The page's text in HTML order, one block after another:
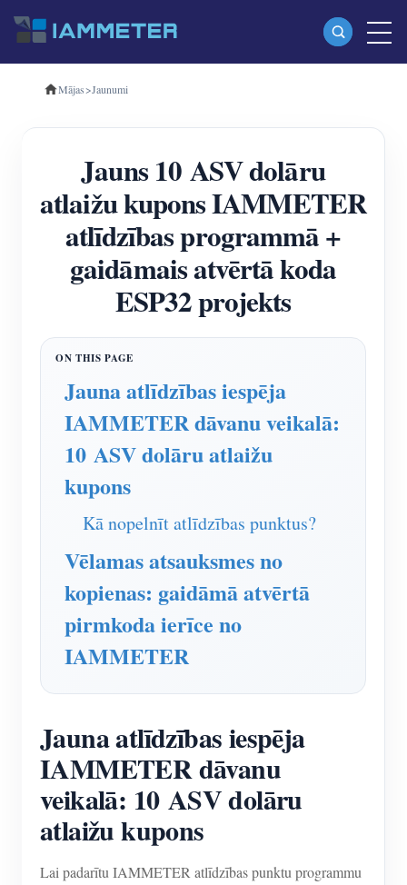
Produkti
Trīsfāzu Wi-Fi enerģijas mērītājs (WEM3080T)
Trīsfāzu Wi-Fi enerģijas mērītājs (WEM3046T)
Trīsfāzu Wi-Fi enerģijas mērītājs (WEM3050T)
WiFi barošanas kontrolieris
IAMMETER Cloud Pro
IAMMETER simulators
Virtuālais skaitītājs
Enerģijas prognozēšanas un simulācijas sistēma
Lietojumprogrammas
Saules PV sistēmas enerģijas monitors
Elektroenerģijas patēriņa monitors
PV sildītāja vadības sistēma
Mājas automatizācija
Rūpnīcas enerģijas uzraudzība
Veikals
Resursi
Produkta īsais ievads
Dokuments
FAQ
Jaunumi
Blogi
kopiena
Atlīdzības programma
Par mums
Mājas>Jaunumi
Jauns 10 ASV dolāru
atlaižu kupons IAMMETER
atlīdzības programmā +
gaidāmais atvērtā koda
ESP32 projekts
Jauna atlīdzības iespēja
IAMMETER dāvanu veikalā:
10 ASV dolāru atlaižu
kupons
Kā nopelnīt atlīdzības punktus?
Vēlamas atsauksmes no
kopienas: gaidāmā atvērtā
pirmkoda ierīce no
IAMMETER
Jauna atlīdzības iespēja
IAMMETER dāvanu
veikalā: 10 ASV dolāru
atlaižu kupons
Lai padarītu IAMMETER atlīdzības punktu programmu